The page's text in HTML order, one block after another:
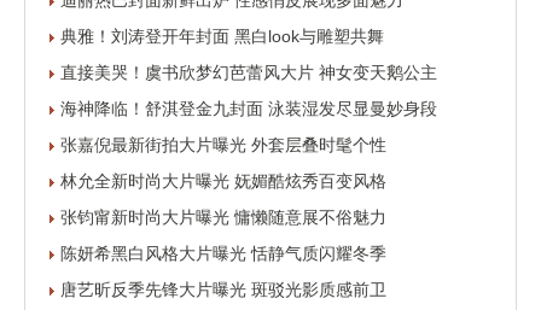
典雅！刘涛登开年封面 黑白look与雕塑共舞
直接美哭！虞书欣梦幻芭蕾风大片 神女变天鹅公主
海神降临！舒淇登金九封面 泳装湿发尽显曼妙身段
张嘉倪最新街拍大片曝光 外套层叠时髦个性
林允全新时尚大片曝光 妩媚酷炫秀百变风格
张钧甯新时尚大片曝光 慵懒随意展不俗魅力
陈妍希黑白风格大片曝光 恬静气质闪耀冬季
唐艺昕反季先锋大片曝光 斑驳光影质感前卫